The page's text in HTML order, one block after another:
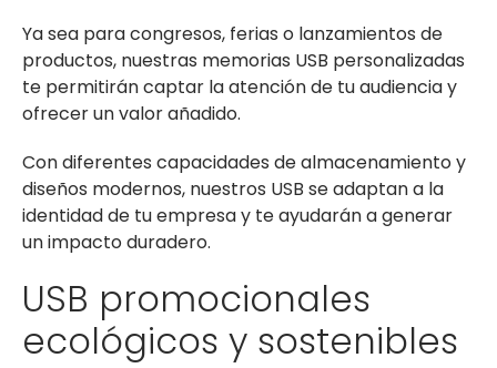
Ya sea para congresos, ferias o lanzamientos de
productos, nuestras memorias USB personalizadas
te permitirán captar la atención de tu audiencia y
ofrecer un valor añadido.
Con diferentes capacidades de almacenamiento y
diseños modernos, nuestros USB se adaptan a la
identidad de tu empresa y te ayudarán a generar
un impacto duradero.
USB promocionales
ecológicos y sostenibles